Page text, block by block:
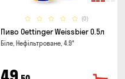
(0)
Пиво Oettinger Weissbier 0.5л
Біле, Нефільтроване, 4.9°